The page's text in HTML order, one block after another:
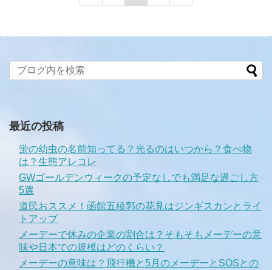
最近の投稿
蛍の幼虫の名前知ってる？光るのはいつから？食べ物
は？生態アレコレ
GWゴールデンウィークの予定なしでも満足な過ごし方
5選
道民おススメ！函館五稜郭の花見はジンギスカンとライ
トアップ
メーデーで休みの企業の割合は？そもそもメーデーの意
味や日本での規模はどのくらい？
メーデーの意味は？飛行機と5月のメーデーとSOSとの